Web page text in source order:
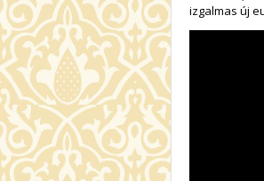
izgalmas új